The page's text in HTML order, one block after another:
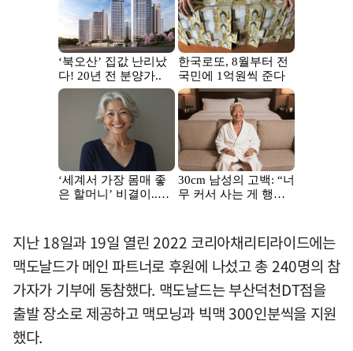
지난 18일과 19일 열린 2022 코리아채리티라이드에는
맥도날드가 메인 파트너로 후원에 나섰고 총 240명의 참
가자가 기부에 동참했다. 맥도날드는 부산덕천DT점을
출발 장소로 제공하고 맥모닝과 빅맥 300인분씩을 지원
했다.